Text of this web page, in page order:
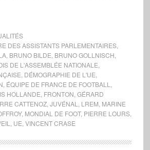
DES ASSISTANTS PARLEMENTAIRES,
, BRUNO BILDE BRUNO GOLLNISCH
DE L'ASSEMBLÉE NATIONALE
DÉMOGRAPHIE DE L'UE
ÉQUIPE DE FRANCE DE FOOTBALL
HOLLANDE FRONTON GÉRARD
CATTENOZ, JUVÉNAL LREM MARINE
, MONDIAL DE FOOT, PIERRE LOURS,
UE VINCENT CRASE